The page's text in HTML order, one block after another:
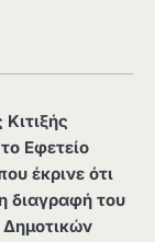
Εφετείο
έκρινε ότι
διαγραφή του